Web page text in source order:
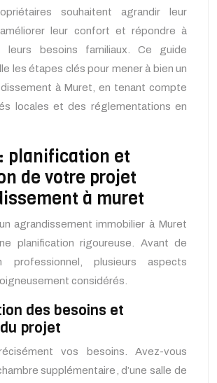
souhaitent agrandir leur
leur confort et répondre à
leurs besoins familiaux. Ce guide
les étapes clés pour mener à bien un
à Muret, en tenant compte
locales et des réglementations en
planification et
de votre projet
à muret
agrandissement immobilier à Muret
planification rigoureuse. Avant de
professionnel, plusieurs aspects
considérés.
des besoins et
projet
vos besoins. Avez-vous
supplémentaire, d’une salle de